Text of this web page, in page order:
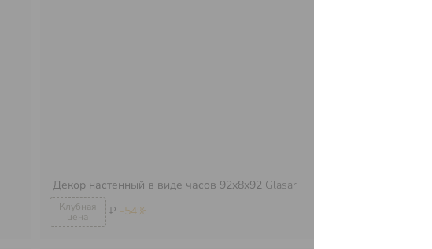
₽ -54%
Декор настенный в виде часов 92х8х92 Glasar